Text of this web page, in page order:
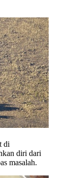
di
diri dari
masalah.